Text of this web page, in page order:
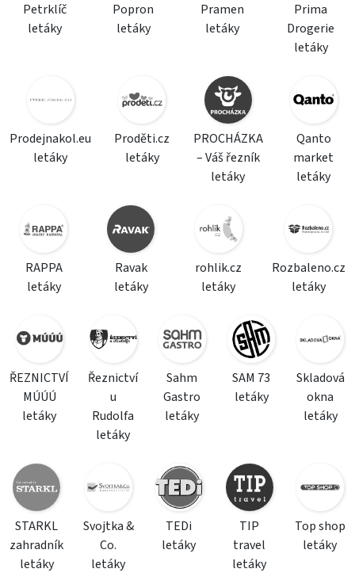
Petrklíč
letáky
Popron
letáky
Pramen
letáky
Prima
Drogerie
letáky
Prodejnakol.eu
letáky
Proděti.cz
letáky
PROCHÁZKA
– Váš řezník
letáky
Qanto
market
letáky
RAPPA
letáky
Ravak
letáky
rohlik.cz
letáky
Rozbaleno.cz
letáky
ŘEZNICTVÍ
MÚÚÚ
letáky
Řeznictví
u
Rudolfa
letáky
Sahm
Gastro
letáky
SAM 73
letáky
Skladová
okna
letáky
STARKL
zahradník
letáky
Svojtka &
Co.
letáky
TEDi
letáky
TIP
travel
letáky
Top shop
letáky